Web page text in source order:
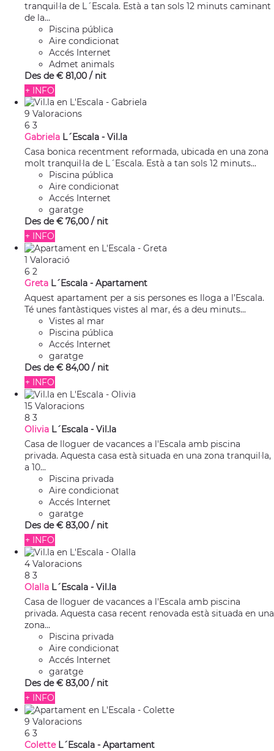
tranquil·la de L´Escala. Està a tan sols 12 minuts caminant
de la...
Piscina pública
Aire condicionat
Accés Internet
Admet animals
Des de € 81,00 / nit
+ INFO
9 Valoracions
6 3
Gabriela L´Escala - Vil.la
Casa bonica recentment reformada, ubicada en una zona
molt tranquil·la de L´Escala. Està a tan sols 12 minuts...
Piscina pública
Aire condicionat
Accés Internet
garatge
Des de € 76,00 / nit
+ INFO
1 Valoració
6 2
Greta L´Escala - Apartament
Aquest apartament per a sis persones es lloga a l’Escala.
Té unes fantàstiques vistes al mar, és a deu minuts...
Vistes al mar
Piscina pública
Accés Internet
garatge
Des de € 84,00 / nit
+ INFO
15 Valoracions
8 3
Olivia L´Escala - Vil.la
Casa de lloguer de vacances a l'Escala amb piscina
privada. Aquesta casa està situada en una zona tranquil·la,
a 10...
Piscina privada
Aire condicionat
Accés Internet
garatge
Des de € 83,00 / nit
+ INFO
4 Valoracions
8 3
Olalla L´Escala - Vil.la
Casa de lloguer de vacances a l'Escala amb piscina
privada. Aquesta casa recent renovada està situada en una
zona...
Piscina privada
Aire condicionat
Accés Internet
garatge
Des de € 83,00 / nit
+ INFO
9 Valoracions
6 3
Colette L´Escala - Apartament